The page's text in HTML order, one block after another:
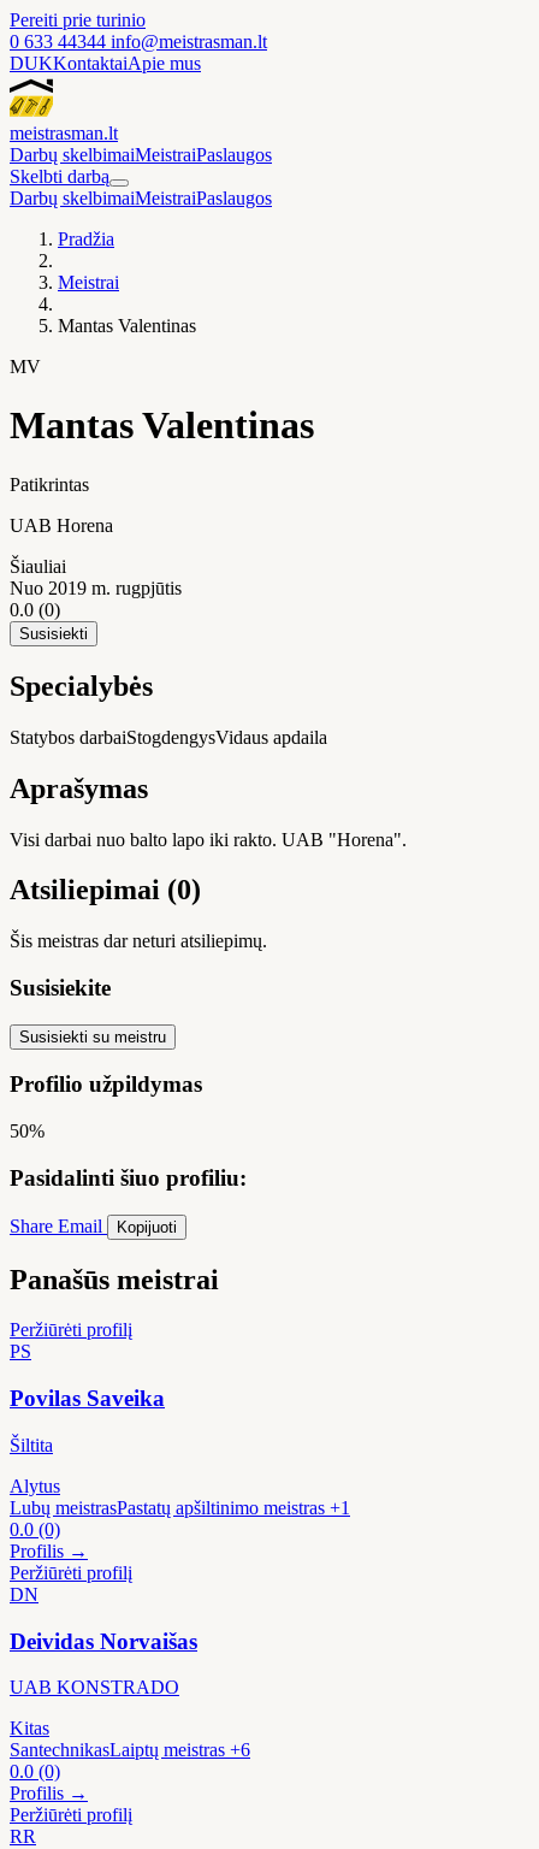
Pereiti prie turinio
0 633 44344 info@meistrasman.lt
DUKKontaktaiApie mus
meistrasman.lt
Darbų skelbimaiMeistraiPaslaugos
Skelbti darbą
Darbų skelbimaiMeistraiPaslaugos
Pradžia
Meistrai
Mantas Valentinas
MV
Mantas Valentinas
Patikrintas
UAB Horena
Šiauliai
Nuo 2019 m. rugpjūtis
0.0 (0)
Susisiekti
Specialybės
Statybos darbaiStogdengysVidaus apdaila
Aprašymas
Visi darbai nuo balto lapo iki rakto. UAB "Horena".
Atsiliepimai (0)
Šis meistras dar neturi atsiliepimų.
Susisiekite
Susisiekti su meistru
Profilio užpildymas
50%
Pasidalinti šiuo profiliu:
Share Email Kopijuoti
Panašūs meistrai
Peržiūrėti profilį
PS
Povilas Saveika
Šiltita
Alytus
Lubų meistrasPastatų apšiltinimo meistras +1
0.0 (0)
Profilis →
Peržiūrėti profilį
DN
Deividas Norvaišas
UAB KONSTRADO
Kitas
SantechnikasLaiptų meistras +6
0.0 (0)
Profilis →
Peržiūrėti profilį
RR